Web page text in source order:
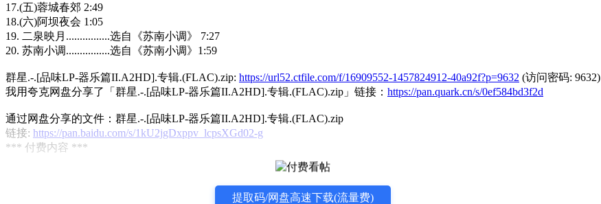
17.(五)蓉城春郊 2:49
18.(六)阿坝夜会 1:05
19. 二泉映月................选自《苏南小调》 7:27
20. 苏南小调................选自《苏南小调》1:59
群星.-.[品味LP-器乐篇II.A2HD].专辑.(FLAC).zip: https://url52.ctfile.com/f/16909552-1457824912-40a92f?p=9632 (访问密码: 9632)
我用夸克网盘分享了「群星.-.[品味LP-器乐篇II.A2HD].专辑.(FLAC).zip」链接： https://pan.quark.cn/s/0ef584bd3f2d
通过网盘分享的文件：群星.-.[品味LP-器乐篇II.A2HD].专辑.(FLAC).zip
链接: https://pan.baidu.com/s/1kU2jgDxppv_lcpsXGd02-g
*** 付费内容 ***
提取码/网盘高速下载(流量费)